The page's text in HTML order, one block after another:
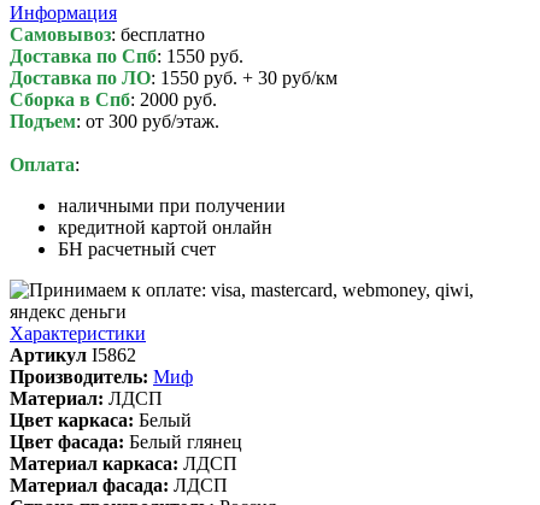
Информация
Самовывоз: бесплатно
Доставка по Спб: 1550 руб.
Доставка по ЛО: 1550 руб. + 30 руб/км
Сборка в Спб: 2000 руб.
Подъем: от 300 руб/этаж.
Оплата:
наличными при получении
кредитной картой онлайн
БН расчетный счет
Характеристики
Артикул I5862
Производитель: Миф
Материал: ЛДСП
Цвет каркаса: Белый
Цвет фасада: Белый глянец
Материал каркаса: ЛДСП
Материал фасада: ЛДСП